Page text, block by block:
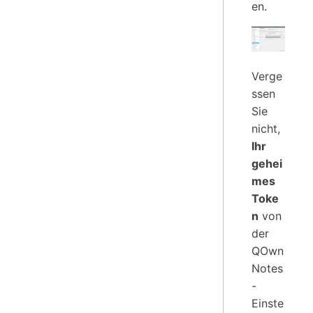
en.
Verge
ssen
Sie
nicht,
Ihr
gehei
mes
Toke
n von
der
QOwn
Notes
-
Einste